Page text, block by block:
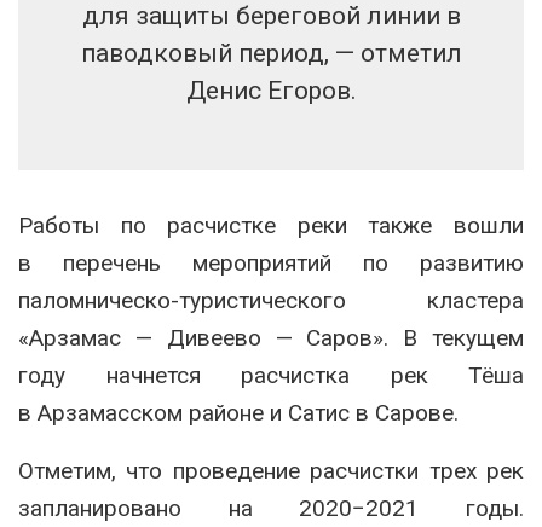
для защиты береговой линии в
паводковый период, — отметил
Денис Егоров.
Работы по расчистке реки также вошли
в перечень мероприятий по развитию
паломническо-туристического кластера
«Арзамас — Дивеево — Саров». В текущем
году начнется расчистка рек Тёша
в Арзамасском районе и Сатис в Сарове.
Отметим, что проведение расчистки трех рек
запланировано на 2020−2021 годы.